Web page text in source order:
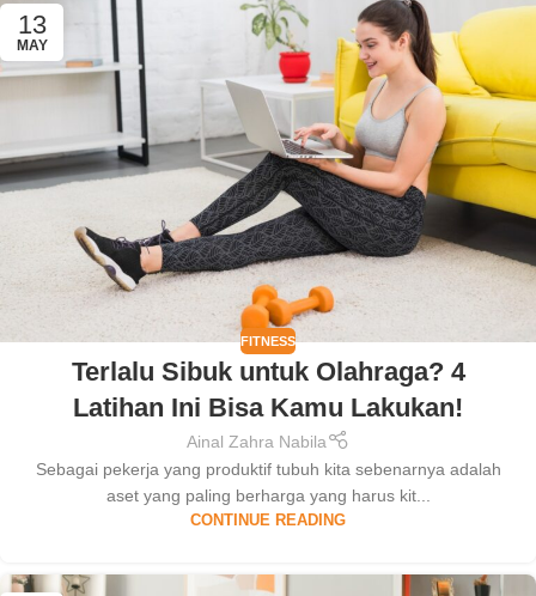
13
MAY
FITNESS
Terlalu Sibuk untuk Olahraga? 4
Latihan Ini Bisa Kamu Lakukan!
Ainal Zahra Nabila
Sebagai pekerja yang produktif tubuh kita sebenarnya adalah
aset yang paling berharga yang harus kit...
CONTINUE READING